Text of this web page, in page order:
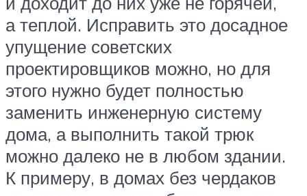
а теплой. Исправить это досадное
упущение советских
проектировщиков можно, но для
этого нужно будет полностью
заменить инженерную систему
дома, а выполнить такой трюк
можно далеко не в любом здании.
К примеру, в домах без чердаков